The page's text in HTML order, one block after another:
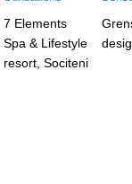
7 Elements
Spa & Lifestyle
resort, Sociteni